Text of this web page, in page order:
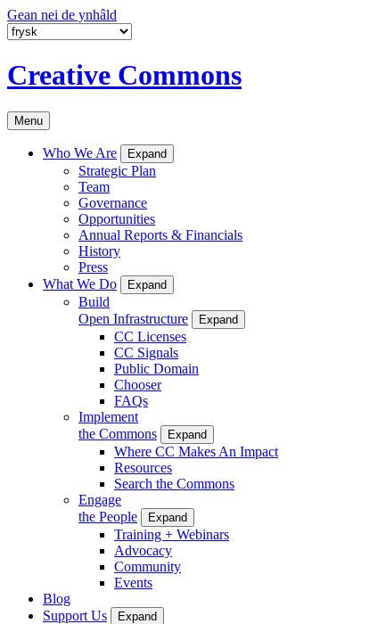
Gean nei de ynhâld
Creative Commons
Menu
Who We Are Expand
Strategic Plan
Team
Governance
Opportunities
Annual Reports & Financials
History
Press
What We Do
Expand
Build
Open Infrastructure
Expand
CC Licenses
CC Signals
Public Domain
Chooser
FAQs
Implement
the Commons
Expand
Where CC Makes An Impact
Resources
Search the Commons
Engage
the People
Expand
Training + Webinars
Advocacy
Community
Events
Blog
Support Us
Expand